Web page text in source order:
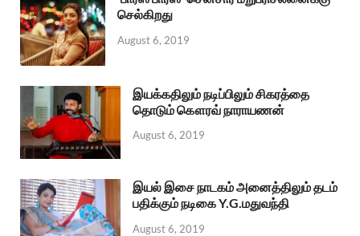
செல்கிறது
August 6, 2019
இயக்கதிலும் நடிப்பிலும் சிகரத்தை
தொடும் கௌரவ் நாராயணன்
August 6, 2019
இயல் இசை நாடகம் அனைத்திலும் தடம்
பதிக்கும் நடிகை Y.G.மதுவந்தி
August 6, 2019